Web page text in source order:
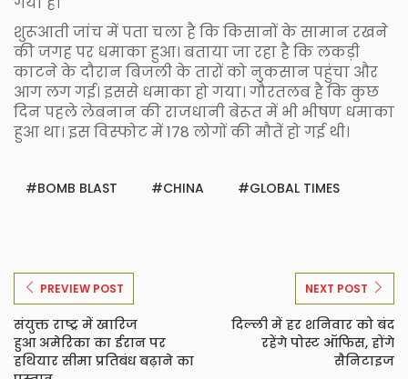
शुरूआती जांच में पता चला है कि किसानों के सामान रखने
की जगह पर धमाका हुआ। बताया जा रहा है कि लकड़ी
काटने के दौरान बिजली के तारों को नुकसान पहुंचा और
आग लग गई। इससे धमाका हो गया। गौरतलब है कि कुछ
दिन पहले लेबनान की राजधानी बेरूत में भी भीषण धमाका
हुआ था। इस विस्‍फोट में 178 लोगों की मौतें हो गई थी।
BOMB BLAST CHINA GLOBAL TIMES
PREVIEW POST
संयुक्त राष्ट्र में खारिज
हुआ अमेरिका का ईरान पर
हथियार सीमा प्रतिबंध बढ़ाने का
NEXT POST
दिल्ली में हर शनिवार को बंद
रहेंगे पोस्ट ऑफिस, होंगे
सैनिटाइज